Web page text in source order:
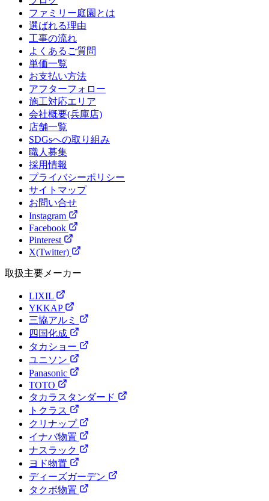
ファミリー庭園とは
選ばれる理由
工事の流れ
よくあるご質問
単価一覧
お支払い方法
アフターフォロー
施工対応エリア
会社概要(兵庫店)
店舗一覧
SDGsへの取り組み
職人募集
採用情報
プライバシーポリシー
サイトマップ
お問い合せ
Instagram
Facebook
Pinterest
X(Twitter)
取扱主要メーカー
LIXIL
YKKAP
三協アルミ
四国化成
タカショー
ユニソン
Panasonic
TOTO
タカラスタンダード
トクラス
クリナップ
イナバ物置
ナスラック
ヨド物置
ディーズガーデン
タクボ物置